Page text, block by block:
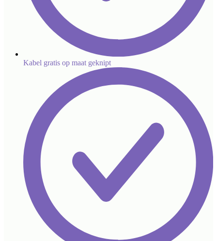
Kabel gratis op maat geknipt